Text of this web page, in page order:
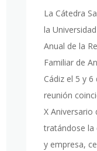
La Cátedra
la
Anual de la
Familiar de
Cádiz el 5 y
reunión
X Aniversario
tratándose la
y empresa,